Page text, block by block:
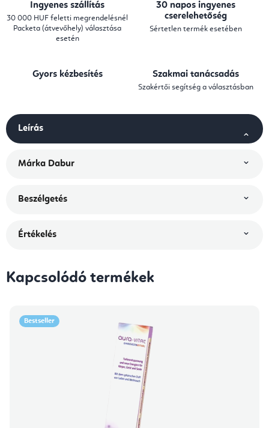
Ingyenes szállítás
30 000 HUF feletti megrendelésnél
Packeta (átvevőhely) választása
esetén
30 napos ingyenes
cserelehetőség
Sértetlen termék esetében
Gyors kézbesítés Szakmai tanácsadás
Szakértői segítség a választásban
Leírás
Márka Dabur
Beszélgetés
Értékelés
Kapcsolódó termékek
Bestseller